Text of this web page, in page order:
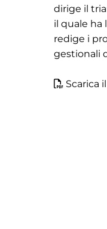
dirige il
il quale ha
redige i
gestionali
Scarica